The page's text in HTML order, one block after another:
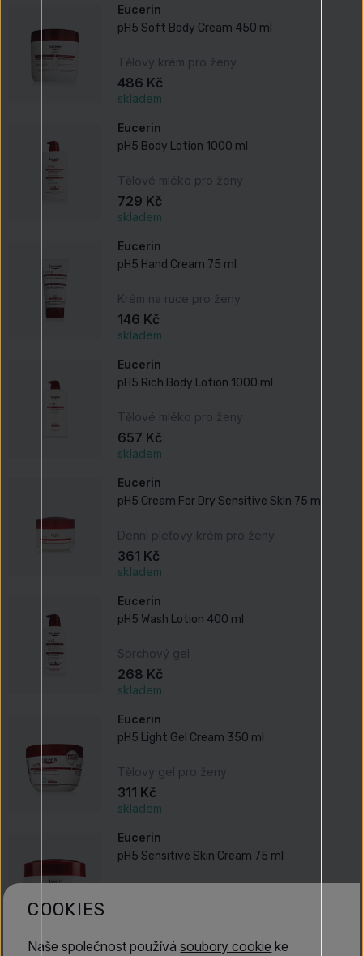
Eucerin
pH5 Soft Body Cream 450 ml
Tělový krém pro ženy
486 Kč
skladem
Eucerin
pH5 Body Lotion 1000 ml
Tělové mléko pro ženy
729 Kč
skladem
Eucerin
pH5 Hand Cream 75 ml
Krém na ruce pro ženy
146 Kč
skladem
Eucerin
pH5 Rich Body Lotion 1000 ml
Tělové mléko pro ženy
657 Kč
skladem
Eucerin
pH5 Cream For Dry Sensitive Skin 75 ml
Denní pleťový krém pro ženy
361 Kč
skladem
Eucerin
pH5 Wash Lotion 400 ml
Sprchový gel
268 Kč
skladem
Eucerin
pH5 Light Gel Cream 350 ml
Tělový gel pro ženy
311 Kč
skladem
Eucerin
pH5 Sensitive Skin Cream 75 ml
COOKIES
Naše společnost používásoubory cookie ke